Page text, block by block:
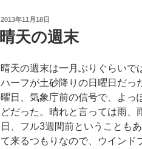
投
稿
日:
2013年11月18日
晴天の週末
晴天の週末は一月ぶりぐらいで
ハーフが土砂降りの日曜日だっ
曜日、気象庁前の信号で、よっ
どだった。晴れと言っては雨、
日、フル3週間前ということも
て来るつもりなので、ウインド